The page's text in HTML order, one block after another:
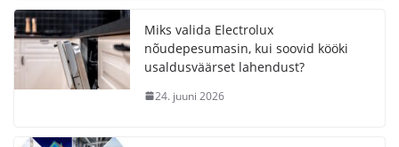
Miks valida Electrolux
nõudepesumasin, kui soovid kööki
usaldusväärset lahendust?
24. juuni 2026